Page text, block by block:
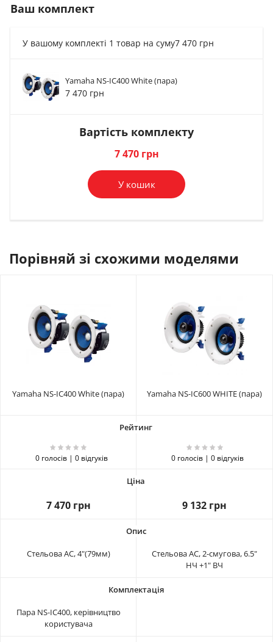
Кабель Soundking
GB104
Кабель Soundking
Підсилювач
потужності Yamaha...
Підсилювач
Ваш комплект
У вашому комплекті 1 товар на суму7 470 грн
Yamaha NS-IC400 White (пара)
7 470 грн
Вартість комплекту
7 470 грн
У кошик
Порівняй зі схожими моделями
Yamaha NS-IC400 White (пара) Yamaha NS-IC600 WHITE (пара)
0 голосів | 0 відгуків 0 голосів | 0 відгуків
7 470 грн 9 132 грн
Стельова АС, 4"(79мм)
Стельова АС, 2-смугова, 6.5"
НЧ +1" ВЧ
Пара NS-IC400, керівництво
користувача